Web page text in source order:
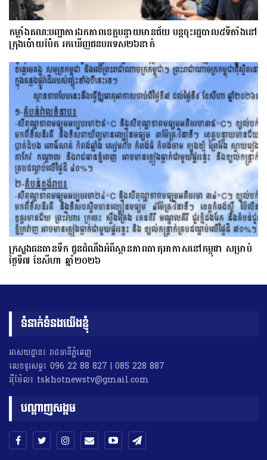
កម្លាំងគណ:បញ្ជាការឯកភាពខេត្តបន្ទាយមានជ័យ បន្តចុះរដ្ឋបាល៥ទីតាំងនៅ
ក្រុងប៉ោយប៉ែត រកឃើញជនបរទេស២៦នាក់
ក្រសួងធនធានទឹក ជូនដំណឹងអំពីស្ថានភាពធាតុអាកាសនៅកម្ពុជា សម្រាប់
ថ្ងៃទី៧ ខែសីហា ឆ្នាំ២០២៦
ទំនាក់ទំនងយើងខ្ញុំ
អាសយដ្ឋាន៖ រាជធានីភ្នំពេញ
លេខទូរសព្ទ៖ 096 22 88 827 | 085 228 887
អុីម៉ែល៖ tskhotnewstv@gmail.com
បណ្តាញសង្គម